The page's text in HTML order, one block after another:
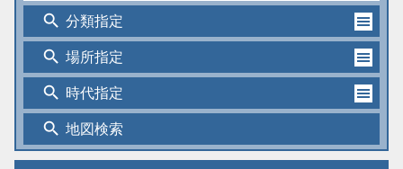
search 分類指定
search 場所指定
search 時代指定
search 地図検索